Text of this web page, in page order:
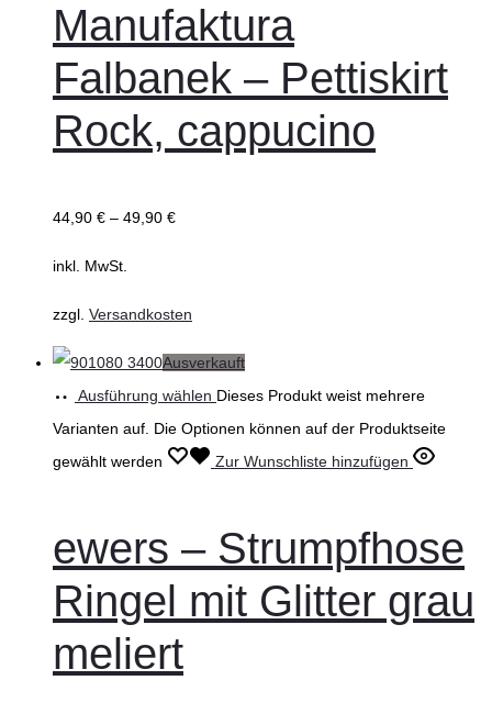
Manufaktura
Falbanek – Pettiskirt
Rock, cappucino
44,90 € – 49,90 €
inkl. MwSt.
zzgl. Versandkosten
Ausverkauft
Ausführung wählen Dieses Produkt weist mehrere
Varianten auf. Die Optionen können auf der Produktseite
gewählt werden
Zur Wunschliste hinzufügen
ewers – Strumpfhose
Ringel mit Glitter grau
meliert